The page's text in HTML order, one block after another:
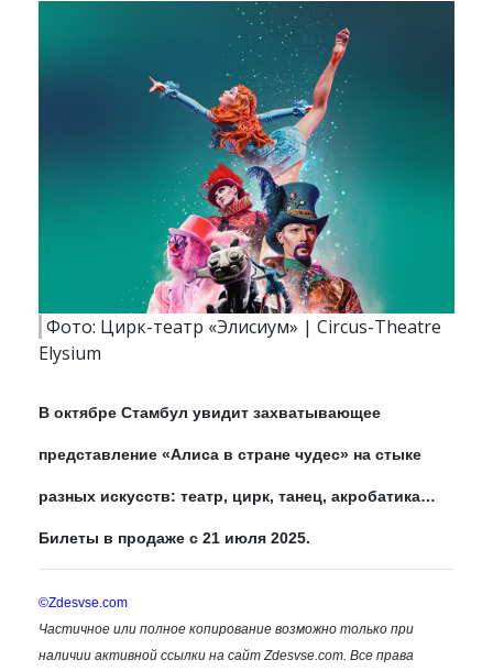
Фото: Цирк-театр «Элисиум» | Circus-Theatre
Elysium
В октябре Стамбул увидит захватывающее
представление «Алиса в стране чудес» на стыке
разных искусств: театр, цирк, танец, акробатика…
Билеты в продаже с 21 июля 2025.
©Zdesvse.com
Частичное или полное копирование возможно только при
наличии активной ссылки на сайт Zdesvse.com. Все права